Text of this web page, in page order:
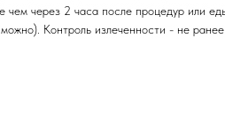
чем через 2 часа после процедур или
Контроль излеченности - не